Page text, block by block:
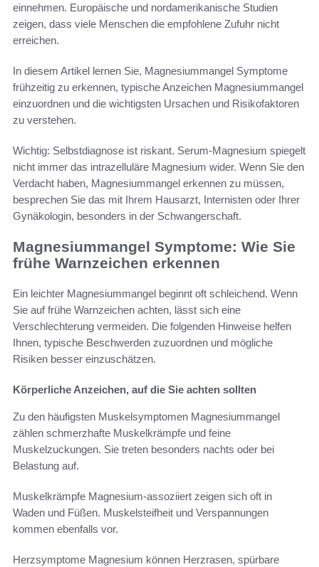
einnehmen. Europäische und nordamerikanische Studien
zeigen, dass viele Menschen die empfohlene Zufuhr nicht
erreichen.
In diesem Artikel lernen Sie, Magnesiummangel Symptome
frühzeitig zu erkennen, typische Anzeichen Magnesiummangel
einzuordnen und die wichtigsten Ursachen und Risikofaktoren
zu verstehen.
Wichtig: Selbstdiagnose ist riskant. Serum-Magnesium spiegelt
nicht immer das intrazelluläre Magnesium wider. Wenn Sie den
Verdacht haben, Magnesiummangel erkennen zu müssen,
besprechen Sie das mit Ihrem Hausarzt, Internisten oder Ihrer
Gynäkologin, besonders in der Schwangerschaft.
Magnesiummangel Symptome: Wie Sie
frühe Warnzeichen erkennen
Ein leichter Magnesiummangel beginnt oft schleichend. Wenn
Sie auf frühe Warnzeichen achten, lässt sich eine
Verschlechterung vermeiden. Die folgenden Hinweise helfen
Ihnen, typische Beschwerden zuzuordnen und mögliche
Risiken besser einzuschätzen.
Körperliche Anzeichen, auf die Sie achten sollten
Zu den häufigsten Muskelsymptomen Magnesiummangel
zählen schmerzhafte Muskelkrämpfe und feine
Muskelzuckungen. Sie treten besonders nachts oder bei
Belastung auf.
Muskelkrämpfe Magnesium-assoziiert zeigen sich oft in
Waden und Füßen. Muskelsteifheit und Verspannungen
kommen ebenfalls vor.
Herzsymptome Magnesium können Herzrasen, spürbare